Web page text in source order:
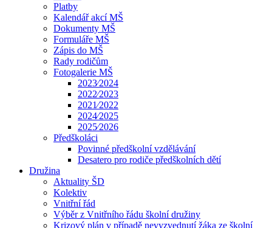
Platby
Kalendář akcí MŠ
Dokumenty MŠ
Formuláře MŠ
Zápis do MŠ
Rady rodičům
Fotogalerie MŠ
2023⁄2024
2022⁄2023
2021⁄2022
2024⁄2025
2025⁄2026
Předškoláci
Povinné předškolní vzdělávání
Desatero pro rodiče předškolních dětí
Družina
Aktuality ŠD
Kolektiv
Vnitřní řád
Výběr z Vnitřního řádu školní družiny
Krizový plán v případě nevyzvednutí žáka ze školní